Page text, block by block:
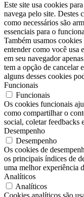
Este site usa cookies
navega pelo site. Destes
como necessários são
essenciais para o
Também usamos
entender como você usa
em seu navegador
tem a opção de cancelar
alguns desses cookies
Funcionais
Funcionais
Os cookies funcionais
como compartilhar o
social, coletar feedbacks
Desempenho
Desempenho
Os cookies de
os principais índices de
uma melhor experiência
Analíticos
Analíticos
Cookies analíticos são